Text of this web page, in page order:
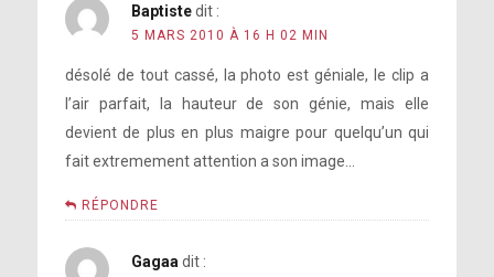
Baptiste dit :
5 MARS 2010 À 16 H 02 MIN
désolé de tout cassé, la photo est géniale, le clip a
l’air parfait, la hauteur de son génie, mais elle
devient de plus en plus maigre pour quelqu’un qui
fait extremement attention a son image…
RÉPONDRE
Gagaa dit :